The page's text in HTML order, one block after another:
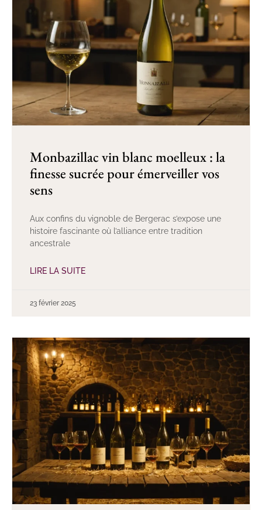
Monbazillac vin blanc moelleux : la
finesse sucrée pour émerveiller vos
sens
Aux confins du vignoble de Bergerac s’expose une
histoire fascinante où l’alliance entre tradition
ancestrale
LIRE LA SUITE
23 février 2025